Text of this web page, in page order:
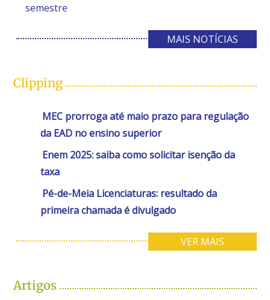
semestre
MAIS NOTÍCIAS
Clipping
MEC prorroga até maio prazo para regulação
da EAD no ensino superior
Enem 2025: saiba como solicitar isenção da
taxa
Pé-de-Meia Licenciaturas: resultado da
primeira chamada é divulgado
VER MAIS
Artigos